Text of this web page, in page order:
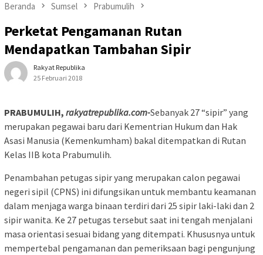
Beranda Sumsel Prabumulih
Perketat Pengamanan Rutan
Mendapatkan Tambahan Sipir
Rakyat Republika
25 Februari 2018
PRABUMULIH, rakyatrepublika.com-Sebanyak 27 “sipir” yang
merupakan pegawai baru dari Kementrian Hukum dan Hak
Asasi Manusia (Kemenkumham) bakal ditempatkan di Rutan
Kelas IIB kota Prabumulih.
Penambahan petugas sipir yang merupakan calon pegawai
negeri sipil (CPNS) ini difungsikan untuk membantu keamanan
dalam menjaga warga binaan terdiri dari 25 sipir laki-laki dan 2
sipir wanita. Ke 27 petugas tersebut saat ini tengah menjalani
masa orientasi sesuai bidang yang ditempati. Khususnya untuk
mempertebal pengamanan dan pemeriksaan bagi pengunjung